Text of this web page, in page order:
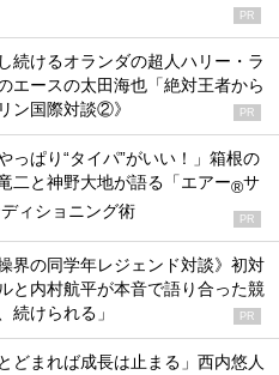
PR
続けるオランダの超人ハリー・ラ
エースの太田海也「絶対王者から
ン国際対談②》
PR
っぱり“タイパ”がいい！」箱根の
二と神野大地が語る「エアー®サ
ディショニング術 PR
界の同学年レジェンド対談》初対
と内村航平が本音で語り合った競
続けられる」
PR
どまれば成長は止まる」西内悠人